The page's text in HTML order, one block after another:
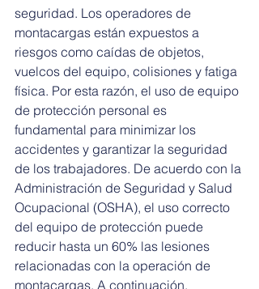
seguridad. Los operadores de
montacargas están expuestos a
riesgos como caídas de objetos,
vuelcos del equipo, colisiones y fatiga
física. Por esta razón, el uso de equipo
de protección personal es
fundamental para minimizar los
accidentes y garantizar la seguridad
de los trabajadores. De acuerdo con la
Administración de Seguridad y Salud
Ocupacional (OSHA), el uso correcto
del equipo de protección puede
reducir hasta un 60% las lesiones
relacionadas con la operación de
montacargas. A continuación,